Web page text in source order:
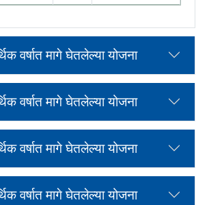
वर्षात मागे घेतलेल्या योजना
वर्षात मागे घेतलेल्या योजना
वर्षात मागे घेतलेल्या योजना
वर्षात मागे घेतलेल्या योजना